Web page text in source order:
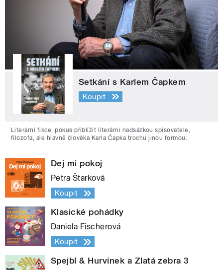
Setkání s Karlem Čapkem
Koupit
Literární fikce, pokus přiblížit literární nadsázkou spisovatele,
filozofa, ale hlavně člověka Karla Čapka trochu jinou formou.
Dej mi pokoj
Petra Štarková
Koupit
Klasické pohádky
Daniela Fischerová
Koupit
Spejbl & Hurvínek a Zlatá zebra 3